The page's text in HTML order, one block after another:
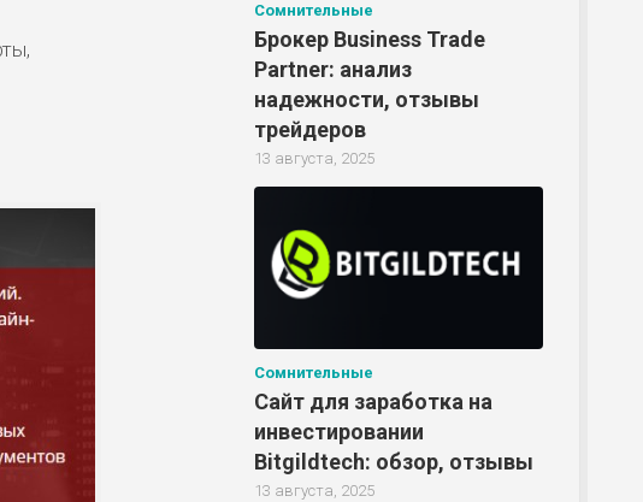
Сомнительные
Брокер Business Trade
Partner: анализ
надежности, отзывы
трейдеров
13 августа, 2025
Сомнительные
Сайт для заработка на
инвестировании
Bitgildtech: обзор, отзывы
13 августа, 2025